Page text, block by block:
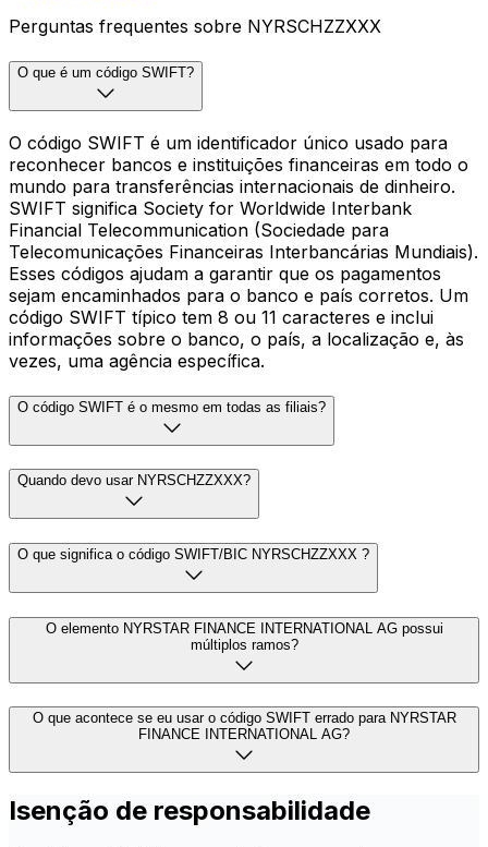
Perguntas frequentes sobre NYRSCHZZXXX
O que é um código SWIFT?
O código SWIFT é um identificador único usado para
reconhecer bancos e instituições financeiras em todo o
mundo para transferências internacionais de dinheiro.
SWIFT significa Society for Worldwide Interbank
Financial Telecommunication (Sociedade para
Telecomunicações Financeiras Interbancárias Mundiais).
Esses códigos ajudam a garantir que os pagamentos
sejam encaminhados para o banco e país corretos. Um
código SWIFT típico tem 8 ou 11 caracteres e inclui
informações sobre o banco, o país, a localização e, às
vezes, uma agência específica.
O código SWIFT é o mesmo em todas as filiais?
Quando devo usar NYRSCHZZXXX?
O que significa o código SWIFT/BIC NYRSCHZZXXX ?
O elemento NYRSTAR FINANCE INTERNATIONAL AG possui
múltiplos ramos?
O que acontece se eu usar o código SWIFT errado para NYRSTAR
FINANCE INTERNATIONAL AG?
Isenção de responsabilidade